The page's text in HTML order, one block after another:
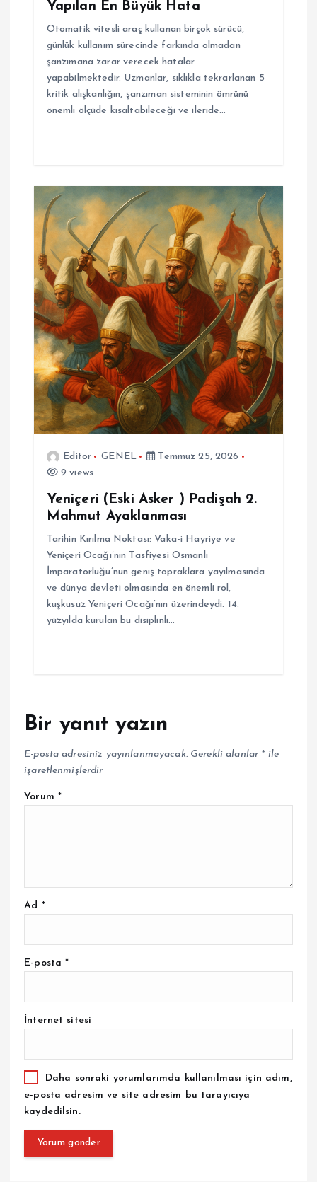
Yapılan En Büyük Hata
Otomatik vitesli araç kullanan birçok sürücü,
günlük kullanım sürecinde farkında olmadan
şanzımana zarar verecek hatalar
yapabilmektedir. Uzmanlar, sıklıkla tekrarlanan 5
kritik alışkanlığın, şanzıman sisteminin ömrünü
önemli ölçüde kısaltabileceği ve ileride…
Editor GENEL
Temmuz 25, 2026
9 views
Yeniçeri (Eski Asker ) Padişah 2.
Mahmut Ayaklanması
Tarihin Kırılma Noktası: Vaka-i Hayriye ve
Yeniçeri Ocağı’nın Tasfiyesi Osmanlı
İmparatorluğu’nun geniş topraklara yayılmasında
ve dünya devleti olmasında en önemli rol,
kuşkusuz Yeniçeri Ocağı’nın üzerindeydi. 14.
yüzyılda kurulan bu disiplinli…
Bir yanıt yazın
E-posta adresiniz yayınlanmayacak. Gerekli alanlar *ile
işaretlenmişlerdir
Yorum *
Ad *
E-posta*
İnternet sitesi
Daha sonraki yorumlarımda kullanılması için adım,
e-posta adresim ve site adresim bu tarayıcıya
kaydedilsin.